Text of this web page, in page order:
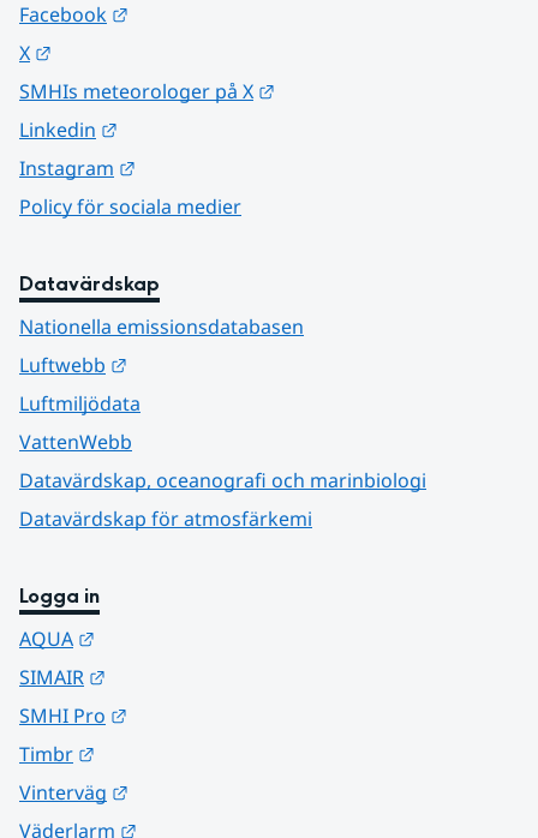
Facebook
X
SMHIs meteorologer på X
Linkedin
Instagram
Policy för sociala medier
Datavärdskap
Nationella emissionsdatabasen
Luftwebb
Luftmiljödata
VattenWebb
Datavärdskap, oceanografi och marinbiologi
Datavärdskap för atmosfärkemi
Logga in
AQUA
SIMAIR
SMHI Pro
Timbr
Vinterväg
Väderlarm